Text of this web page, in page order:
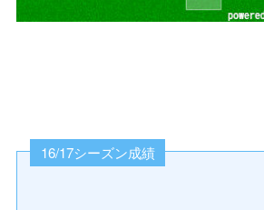
16/17シーズン成績